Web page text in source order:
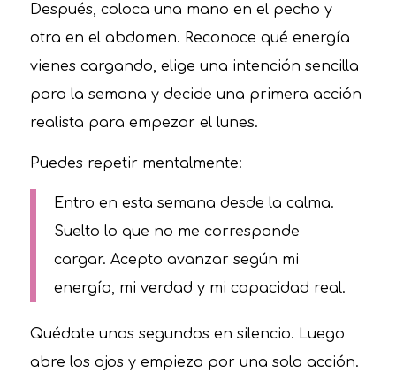
Después, coloca una mano en el pecho y
otra en el abdomen. Reconoce qué energía
vienes cargando, elige una intención sencilla
para la semana y decide una primera acción
realista para empezar el lunes.
Puedes repetir mentalmente:
Entro en esta semana desde la calma.
Suelto lo que no me corresponde
cargar. Acepto avanzar según mi
energía, mi verdad y mi capacidad real.
Quédate unos segundos en silencio. Luego
abre los ojos y empieza por una sola acción.